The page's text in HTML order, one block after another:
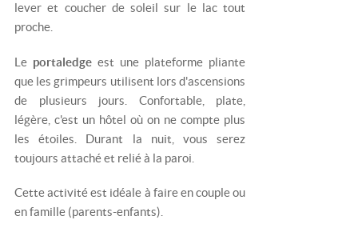
lever et coucher de soleil sur le lac tout
proche.
Le portaledgeest une plateforme pliante
que les grimpeurs utilisent lors d'ascensions
de plusieurs jours. Confortable, plate,
légère, c'est un hôtel où on ne compte plus
les étoiles. Durant la nuit, vous serez
toujours attaché et relié à la paroi.
Cette activité est idéale à faire en couple ou
en famille (parents-enfants).